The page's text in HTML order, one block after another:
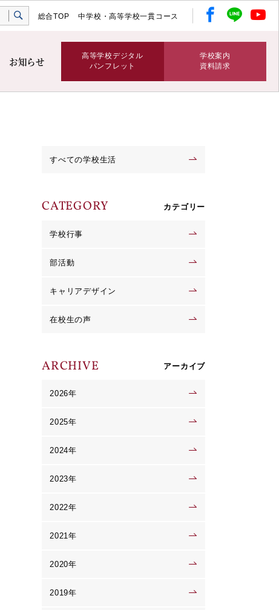
お知らせ
高等学校デジタル
パンフレット
学校案内
資料請求
総合TOP 中学校・高等学校一貫コース
すべての学校生活
CATEGORY カテゴリー
学校行事
部活動
キャリアデザイン
在校生の声
ARCHIVE アーカイブ
2026年
2025年
2024年
2023年
2022年
2021年
2020年
2019年